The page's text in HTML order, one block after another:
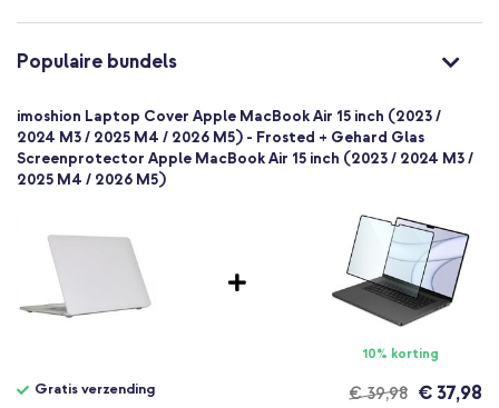
1 Pc
Goed
Nee
Volledige bescherming
Populaire bundels
imoshion Laptop Cover Apple MacBook Air 15 inch (2023 /
2024 M3 / 2025 M4 / 2026 M5) - Frosted + Gehard Glas
Screenprotector Apple MacBook Air 15 inch (2023 / 2024 M3 /
2025 M4 / 2026 M5)
10% korting
€ 39,98
Gratis verzending € 37,98